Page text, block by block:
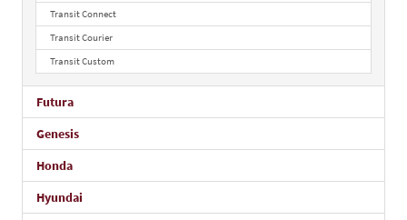
Transit Connect
Transit Courier
Transit Custom
Futura
Genesis
Honda
Hyundai